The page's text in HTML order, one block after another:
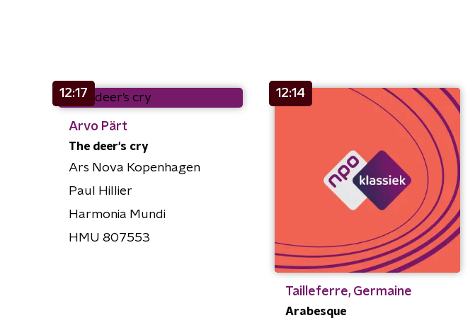
12:17
Arvo Pärt
The deer's cry
Ars Nova Kopenhagen
Paul Hillier
Harmonia Mundi
HMU 807553
12:14
Tailleferre, Germaine
Arabesque